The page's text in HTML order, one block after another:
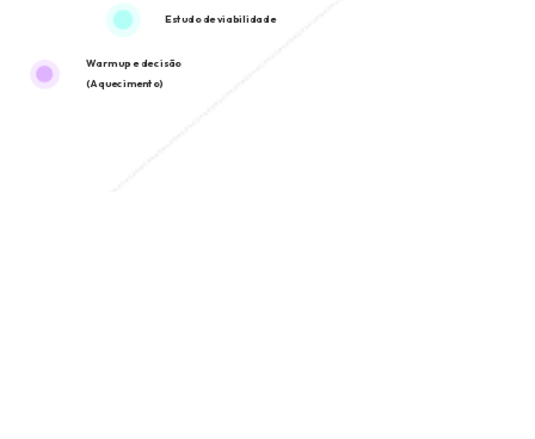
Estudo de viabilidade
Warm up e decisão
(Aquecimento)